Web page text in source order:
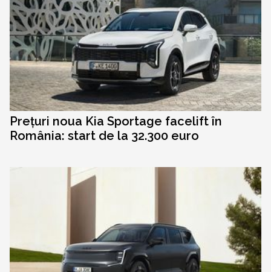
Prețuri noua Kia Sportage facelift în
România: start de la 32.300 euro